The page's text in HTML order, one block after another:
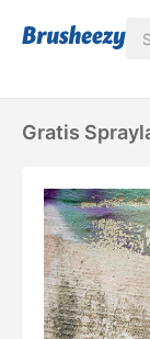
Gratis